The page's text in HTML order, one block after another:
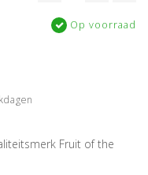
Op voorraad
Fruit of the